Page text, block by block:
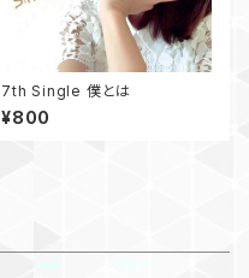
7th Single 僕とは
¥800